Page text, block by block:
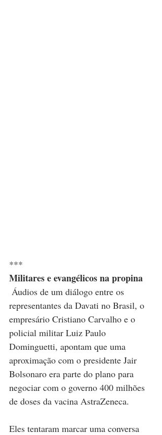
***
Militares e evangélicos na propina
Áudios de um diálogo entre os
representantes da Davati no Brasil, o
empresário Cristiano Carvalho e o
policial militar Luiz Paulo
Dominguetti, apontam que uma
aproximação com o presidente Jair
Bolsonaro era parte do plano para
negociar com o governo 400 milhões
de doses da vacina AstraZeneca.
Eles tentaram marcar uma conversa